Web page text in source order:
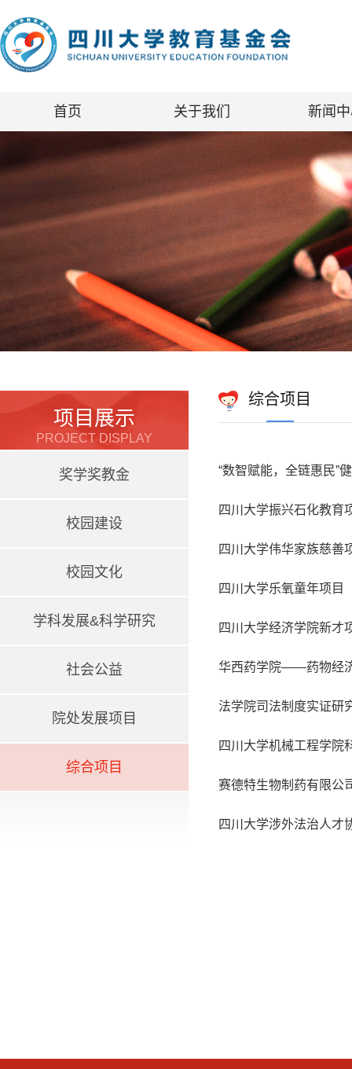
首页 关于我们 新闻
项目展示
PROJECT DISPLAY
奖学奖教金
校园建设
校园文化
学科发展&科学研究
社会公益
院处发展项目
综合项目
综合项目
“数智赋能，全链惠民”
四川大学振兴石化教育
四川大学伟华家族慈善
四川大学乐氧童年项目
四川大学经济学院新才
华西药学院——药物经
法学院司法制度实证研
四川大学机械工程学院
赛德特生物制药有限公
四川大学涉外法治人才